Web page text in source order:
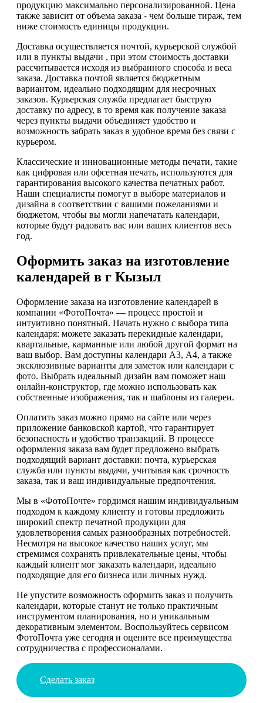
продукцию максимально персонализированной. Цена
также зависит от объема заказа - чем больше тираж, тем
ниже стоимость единицы продукции.
Доставка осуществляется почтой, курьерской службой
или в пункты выдачи , при этом стоимость доставки
рассчитывается исходя из выбранного способа и веса
заказа. Доставка почтой является бюджетным
вариантом, идеально подходящим для несрочных
заказов. Курьерская служба предлагает быструю
доставку по адресу, в то время как получение заказа
через пункты выдачи объединяет удобство и
возможность забрать заказ в удобное время без связи с
курьером.
Классические и инновационные методы печати, такие
как цифровая или офсетная печать, используются для
гарантирования высокого качества печатных работ.
Наши специалисты помогут в выборе материалов и
дизайна в соответствии с вашими пожеланиями и
бюджетом, чтобы вы могли напечатать календари,
которые будут радовать вас или ваших клиентов весь
год.
Оформить заказ на изготовление
календарей в г Кызыл
Оформление заказа на изготовление календарей в
компании «ФотоПочта» — процесс простой и
интуитивно понятный. Начать нужно с выбора типа
календаря: можете заказать перекидные календари,
квартальные, карманные или любой другой формат на
ваш выбор. Вам доступны календари А3, А4, а также
эксклюзивные варианты для заметок или календари с
фото. Выбрать идеальный дизайн вам поможет наш
онлайн-конструктор, где можно использовать как
собственные изображения, так и шаблоны из галереи.
Оплатить заказ можно прямо на сайте или через
приложение банковской картой, что гарантирует
безопасность и удобство транзакций. В процессе
оформления заказа вам будет предложено выбрать
подходящий вариант доставки: почта, курьерская
служба или пункты выдачи, учитывая как срочность
заказа, так и ваш индивидуальные предпочтения.
Мы в «ФотоПочте» гордимся нашим индивидуальным
подходом к каждому клиенту и готовы предложить
широкий спектр печатной продукции для
удовлетворения самых разнообразных потребностей.
Несмотря на высокое качество наших услуг, мы
стремимся сохранять привлекательные цены, чтобы
каждый клиент мог заказать календари, идеально
подходящие для его бизнеса или личных нужд.
Не упустите возможность оформить заказ и получить
календари, которые станут не только практичным
инструментом планирования, но и уникальным
декоративным элементом. Воспользуйтесь сервисом
ФотоПочта уже сегодня и оцените все преимущества
сотрудничества с профессионалами.
Сделать заказ